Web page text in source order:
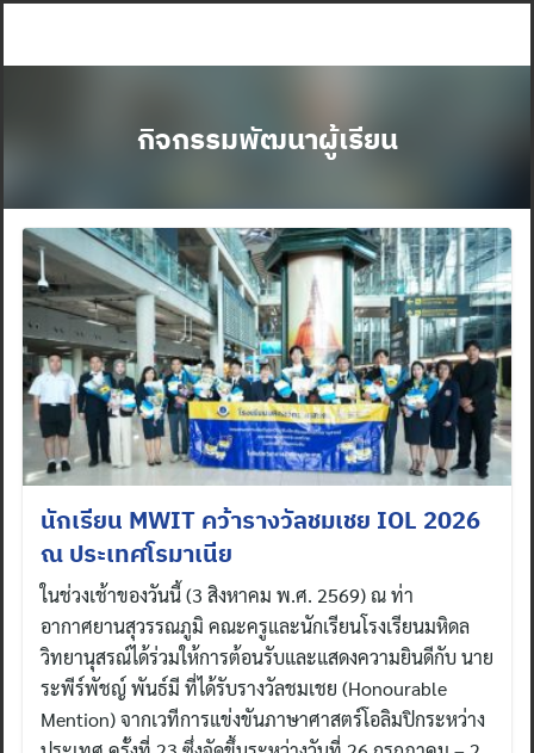
กิจกรรมพัฒนาผู้เรียน
นักเรียน MWIT คว้ารางวัลชมเชย IOL 2026
ณ ประเทศโรมาเนีย
ในช่วงเช้าของวันนี้ (3 สิงหาคม พ.ศ. 2569) ณ ท่า
อากาศยานสุวรรณภูมิ คณะครูและนักเรียนโรงเรียนมหิดล
วิทยานุสรณ์ได้ร่วมให้การต้อนรับและแสดงความยินดีกับ นาย
ระพีร์พัชญ์ พันธ์มี ที่ได้รับรางวัลชมเชย (Honourable
Mention) จากเวทีการแข่งขันภาษาศาสตร์โอลิมปิกระหว่าง